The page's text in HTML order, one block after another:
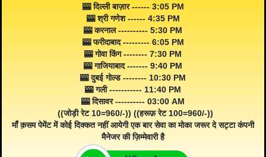
🎰 दिल्ली बाज़ार ------ 3:05 PM
🎰 श्री गणेश ------ 4:35 PM
🎰 करनाल ---------- 5:30 PM
🎰 फरीदाबाद --------- 6:05 PM
🎰 गोवा किंग -------- 7:30 PM
🎰 गाजियाबाद ------- 9:40 PM
🎰 दुबई गोल्ड -------- 10:30 PM
🎰 गली ----------- 11:40 PM
🎰 दिसावर ---------- 03:00 AM
((जोड़ी रेट 10=960/-)) ((हरूफ़ रेट 100=960/-))
माँ क़सम पेमेंट में कोई दिक्कत नहीं आयेगी एक बार सेवा का मोका जरूर दे सट्टा कंपनी
मैनेजर की ज़िम्मेवारी है